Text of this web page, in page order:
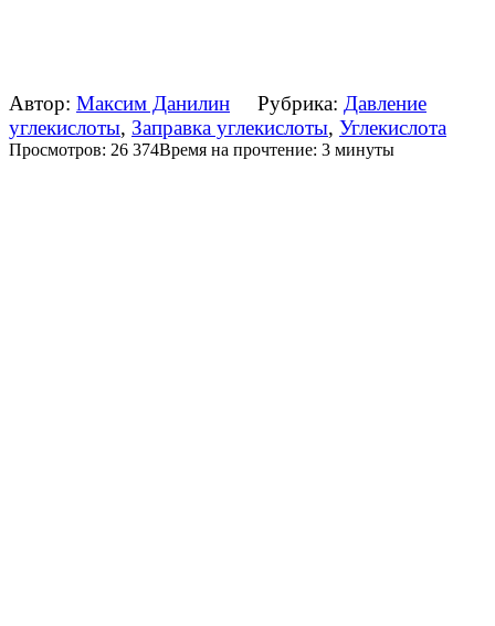
Автор: Максим Данилин Рубрика: Давление
углекислоты, Заправка углекислоты, Углекислота
Просмотров: 26 374Время на прочтение: 3 минуты